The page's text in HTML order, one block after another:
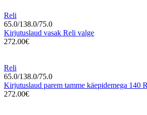
Reli
65.0/138.0/75.0
Kirjutuslaud vasak Reli valge
272.00€
Reli
65.0/138.0/75.0
Kirjutuslaud parem tamme käepidemega 140
272.00€